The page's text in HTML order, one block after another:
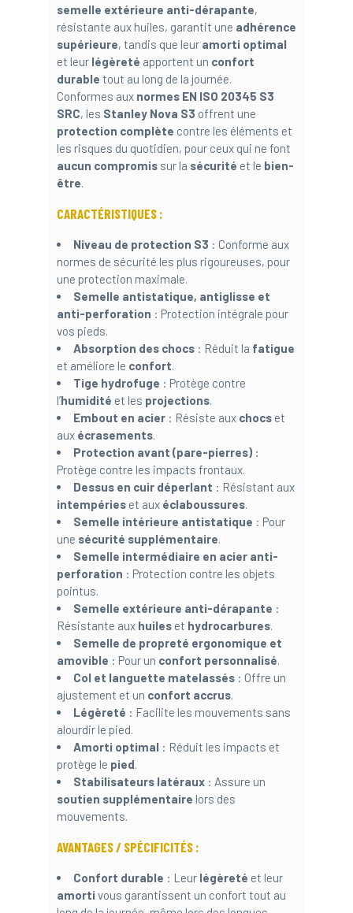
semelle extérieure anti-dérapante,
résistante aux huiles, garantit une adhérence
supérieure, tandis que leur amorti optimal
et leur légèreté apportent un confort
durable tout au long de la journée.
Conformes aux normes EN ISO 20345 S3
SRC, les Stanley Nova S3 offrent une
protection complète contre les éléments et
les risques du quotidien, pour ceux qui ne font
aucun compromissur la sécurité et le bien-
être
CARACTÉRISTIQUES :
Niveau de protection S3 : Conforme aux
normes de sécurité les plus rigoureuses, pour
une protection maximale.
Semelle antistatique, antiglisse et
anti-perforation : Protection intégrale pour
vos pieds.
Absorption des chocs: Réduit la fatigue
et améliore le confort
Tige hydrofuge : Protège contre
l’humidité et les projections.
Embout en acier: Résiste aux chocset
aux écrasements.
Protection avant (pare-pierres):
Protège contre les impacts frontaux.
Dessus en cuir déperlant : Résistant aux
intempérieset aux éclaboussures.
Semelle intérieure antistatique : Pour
une sécurité supplémentaire
Semelle intermédiaire en acier anti-
perforation : Protection contre les objets
pointus.
Semelle extérieure anti-dérapante :
Résistante aux huileset hydrocarbures.
Semelle de propreté ergonomique et
amovible : Pour un confort personnalisé
Col et languette matelassés: Offre un
ajustement et un confort accrus.
Légèreté : Facilite les mouvements sans
alourdir le pied.
Amorti optimal : Réduit les impacts et
protège le pied
Stabilisateurs latéraux: Assure un
soutien supplémentaire lors des
mouvements.
AVANTAGES / SPÉCIFICITÉS :
Confort durable : Leur légèreté et leur
amorti vous garantissent un confort tout au